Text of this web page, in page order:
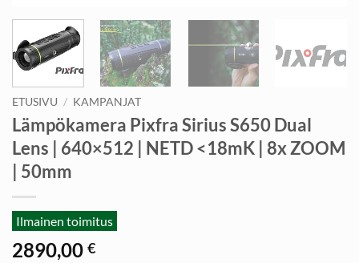
ETUSIVU / KAMPANJAT
Lämpökamera Pixfra Sirius S650 Dual
Lens | 640×512 | NETD <18mK | 8x ZOOM
| 50mm
Ilmainen toimitus
2890,00 €